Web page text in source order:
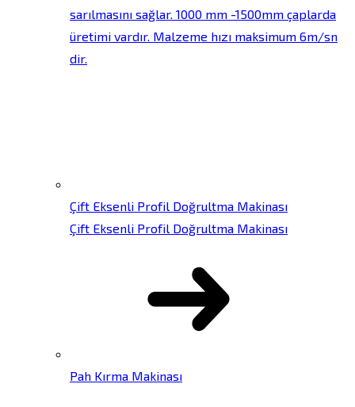
sarılmasını sağlar. 1000 mm -1500mm çaplarda
üretimi vardır. Malzeme hızı maksimum 6m/sn
dir.
Çift Eksenli Profil Doğrultma Makinası
Çift Eksenli Profil Doğrultma Makinası
Pah Kırma Makinası